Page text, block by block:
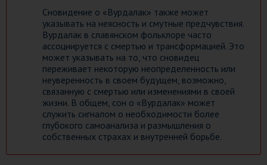
Сновидение о «Вурдалак» также может
указывать на неясность и смутные предчувствия.
Вурдалак в славянском фольклоре часто
ассоциируется с смертью и трансформацией. Это
может указывать на то, что сновидец
переживает некоторую неопределенность или
неуверенность в своем будущем, возможно,
связанную с смертью или изменениями в своей
жизни. В общем, сон о «Вурдалак» может
служить сигналом о необходимости более
глубокого самоанализа и размышления о
собственных страхах и внутренней борьбе.